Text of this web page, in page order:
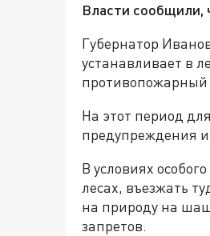
Власти сообщили,
Губернатор
устанавливает в
На этот период
предупреждения
В условиях
лесах, въезжать
на природу на
запретов.